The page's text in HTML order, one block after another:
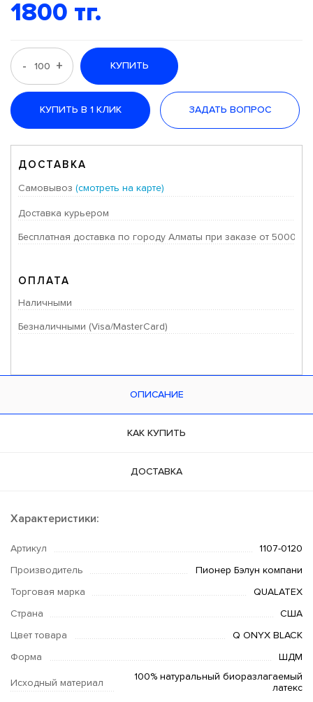
1800 тг.
- + КУПИТЬ
КУПИТЬ В 1 КЛИК ЗАДАТЬ ВОПРОС
ДОСТАВКА
Самовывоз (смотреть на карте)
Доставка курьером
Бесплатная доставка по городу Алматы при заказе от 50000
ОПЛАТА
Наличными
Безналичными (Visa/MasterCard)
ОПИСАНИЕ
КАК КУПИТЬ
ДОСТАВКА
Характеристики:
Артикул 1107-0120
Производитель Пионер Бэлун компани
Торговая марка QUALATEX
Страна США
Цвет товара Q ONYX BLACK
Форма ШДМ
Исходный материал
100% натуральный биоразлагаемый
латекс